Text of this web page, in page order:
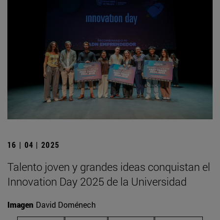
16 | 04 | 2025
Talento joven y grandes ideas conquistan el
Innovation Day 2025 de la Universidad
Imagen David Doménech